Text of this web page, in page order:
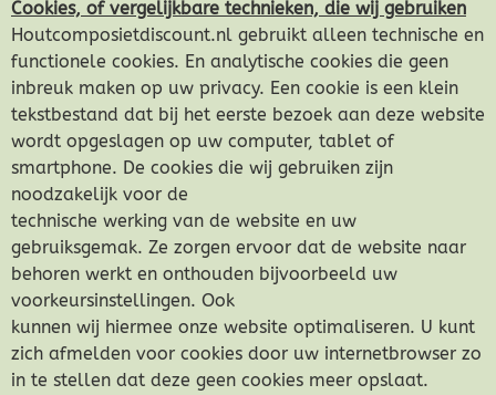
Cookies, of vergelijkbare technieken, die wij gebruiken
Houtcomposietdiscount.nl gebruikt alleen technische en
functionele cookies. En analytische cookies die geen
inbreuk maken op uw privacy. Een cookie is een klein
tekstbestand dat bij het eerste bezoek aan deze website
wordt opgeslagen op uw computer, tablet of
smartphone. De cookies die wij gebruiken zijn
noodzakelijk voor de
technische werking van de website en uw
gebruiksgemak. Ze zorgen ervoor dat de website naar
behoren werkt en onthouden bijvoorbeeld uw
voorkeursinstellingen. Ook
kunnen wij hiermee onze website optimaliseren. U kunt
zich afmelden voor cookies door uw internetbrowser zo
in te stellen dat deze geen cookies meer opslaat.